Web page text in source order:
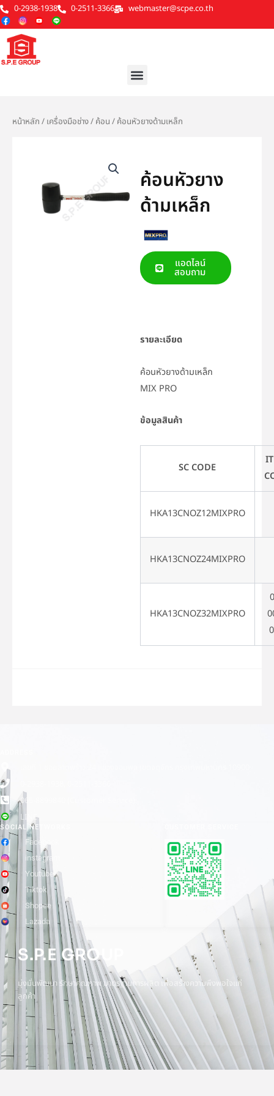
Skip
to
content
0-2938-1938 0-2511-3366 webmaster@scpe.co.th
Menu
หน้าหลัก / เครื่องมือช่าง/ ค้อน / ค้อนหัวยางด้ามเหล็ก
ค้อนหัวยาง
ด้ามเหล็ก
แอดไลน์
สอบถาม
รายละเอียด
ค้อนหัวยางด้ามเหล็ก
MIX PRO
ข้อมูลสินค้า
SC CODE
HKA13CNOZ12MIXPRO
HKA13CNOZ24MIXPRO
HKA13CNOZ32MIXPRO
065-8899840 (Customer Service)
LINE
SOCIAL NETWORKS
Facebook
instagram
Youtube
Tiktok
Shopee
Lazada
S.P.E GROUP
มุ่งมั่นพัฒนา รักษาคุณภาพ มาตรฐานการผลิต เพื่อสร้างความพึงพอใจแก่
ลูกค้า